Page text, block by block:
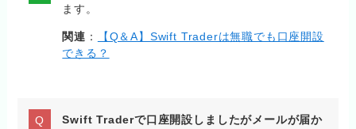
ます。
関連 ：
【Q＆A】Swift Traderは無職でも口座開設
できる？
Swift Traderで口座開設しましたがメールが届か